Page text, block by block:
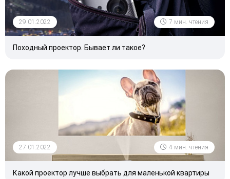
29.01.2022 7 мин. чтения
Походный проектор. Бывает ли такое?
27.01.2022 4 мин. чтения
Какой проектор лучше выбрать для маленькой квартиры